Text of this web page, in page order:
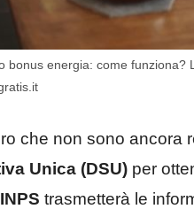
bonus energia: come
che non sono ancora
Unica (DSU) per
INPS trasmetterà le